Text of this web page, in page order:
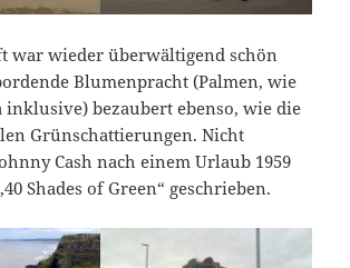
war wieder überwältigend schön
Blumenpracht (Palmen, wie
inklusive) bezaubert ebenso, wie die
Grünschattierungen. Nicht
Cash nach einem Urlaub 1959
Shades of Green“ geschrieben.